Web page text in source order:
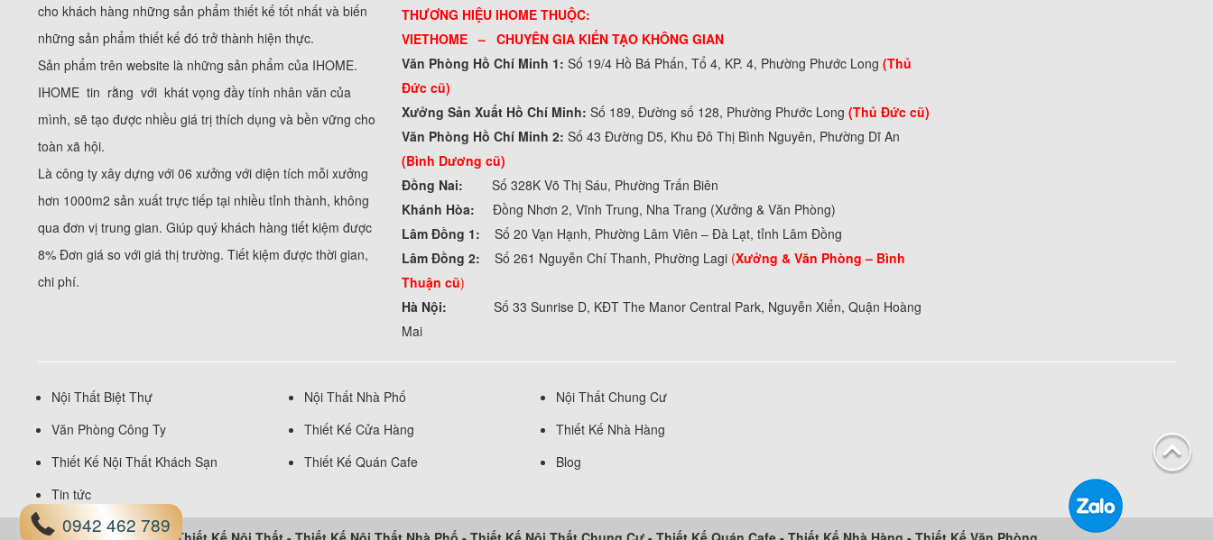
cho khách hàng những sản phẩm thiết kế tốt nhất và biến
những sản phẩm thiết kế đó trở thành hiện thực.
Sản phẩm trên website là những sản phẩm của IHOME.
IHOME tin rằng với khát vọng đầy tính nhân văn của
mình, sẽ tạo được nhiều giá trị thích dụng và bền vững cho
toàn xã hội.
Là công ty xây dựng với 06 xưởng với diện tích mỗi xưởng
hơn 1000m2 sản xuất trực tiếp tại nhiều tỉnh thành, không
qua đơn vị trung gian. Giúp quý khách hàng tiết kiệm được
8% Đơn giá so với giá thị trường. Tiết kiệm được thời gian,
chi phí.
THƯƠNG HIỆU IHOME THUỘC:
VIETHOME – CHUYÊN GIA KIẾN TẠO KHÔNG GIAN
Văn Phòng Hồ Chí Minh 1:Số 19/4 Hồ Bá Phấn, Tổ 4, KP. 4, Phường Phước Long(Thủ
Đức cũ)
Xưởng Sản Xuất Hồ Chí Minh:Số 189, Đường số 128, Phường Phước Long(Thủ Đức cũ)
Văn Phòng Hồ Chí Minh 2:Số 43 Đường D5, Khu Đô Thị Bình Nguyên, Phường Dĩ An
(Bình Dương cũ)
Đồng Nai:Số 328K Võ Thị Sáu, Phường Trấn Biên
Khánh Hòa:
Đồng Nhơn 2, Vĩnh Trung, Nha Trang (Xưởng & Văn Phòng)
Lâm Đồng 1:Số 20 Vạn Hạnh, Phường Lâm Viên – Đà Lạt, tỉnh Lâm Đồng
Lâm Đồng 2:Số 261 Nguyễn Chí Thanh, Phường Lagi (Xưởng & Văn Phòng – Bình
Thuận cũ)
Hà Nội:Số 33 Sunrise D, KĐT The Manor Central Park, Nguyễn Xiển, Quận Hoàng
Mai
Nội Thất Biệt Thự Nội Thất Nhà Phố
Nội Thất Chung Cư
Văn Phòng Công Ty
Thiết Kế Cửa Hàng
Thiết Kế Nhà Hàng
Thiết Kế Nội Thất Khách Sạn
Thiết Kế Quán Cafe
Blog
Tin tức
0942 462 789